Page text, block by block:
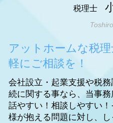
税理士
アットホームな税
軽にご相談を！
会社設立・起業支援や税
続に関する事なら、当事務
話やすい！相談しやすい
様が抱える問題に対し、